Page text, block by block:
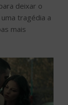
deixar o
tragédia a
mais